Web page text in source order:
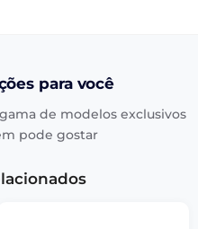
para você
de modelos exclusivos
pode gostar